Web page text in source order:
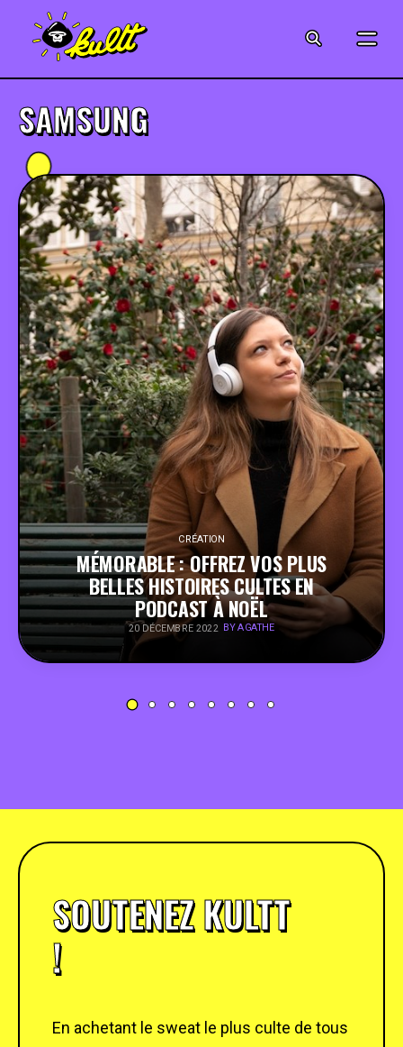
MUSIQUE
CRÉATION
ART
JEUX-VIDÉO
VINTAGE
PEOPLE
FOOD
BONS PLANS
SOUTENEZ KULTT
SAMSUNG
CRÉATION
MÉMORABLE : OFFREZ VOS PLUS
BELLES HISTOIRES CULTES EN
PODCAST À NOËL
20 DÉCEMBRE 2022 BY AGATHE
SOUTENEZ KULTT
!
En achetant le sweat le plus culte de tous